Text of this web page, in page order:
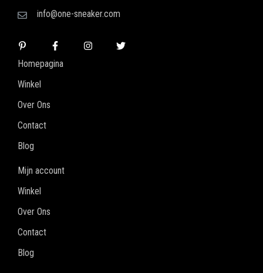
info@one-sneaker.com
Homepagina
Winkel
Over Ons
Contact
Blog
Mijn account
Winkel
Over Ons
Contact
Blog